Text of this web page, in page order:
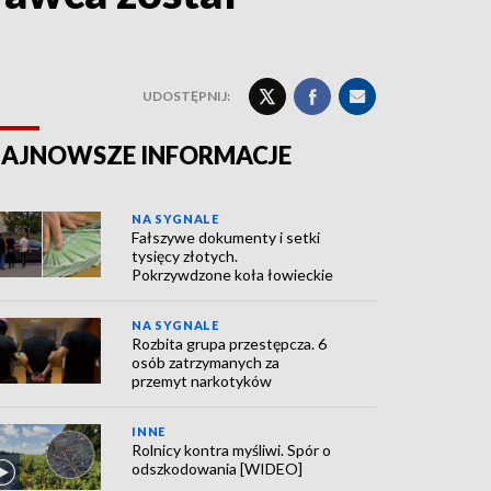
UDOSTĘPNIJ:
INFORMACJE
NA SYGNALE
Fałszywe dokumenty i setki
tysięcy złotych.
Pokrzywdzone koła łowieckie
NA SYGNALE
Rozbita grupa przestępcza. 6
osób zatrzymanych za
przemyt narkotyków
INNE
Rolnicy kontra myśliwi. Spór o
odszkodowania [WIDEO]